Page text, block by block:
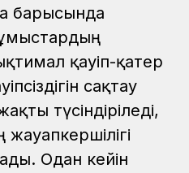
барысында
қауіп-қатер
сақтау
түсіндіріледі,
Одан кейін